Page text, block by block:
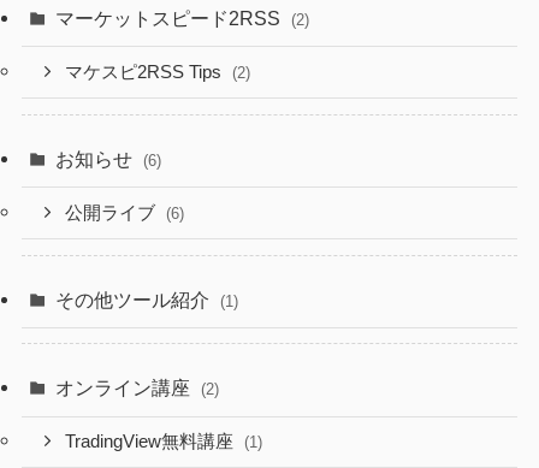
マーケットスピード2RSS (2)
マケスピ2RSS Tips (2)
お知らせ (6)
公開ライブ (6)
その他ツール紹介 (1)
オンライン講座 (2)
TradingView無料講座 (1)